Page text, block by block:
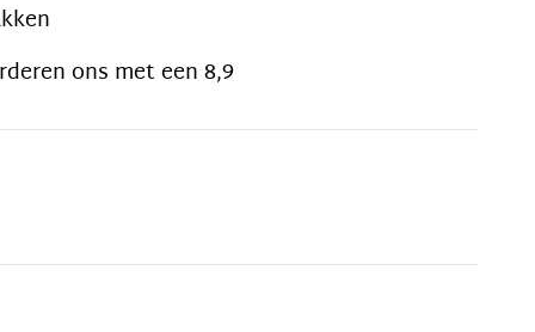
ons met een 8,9